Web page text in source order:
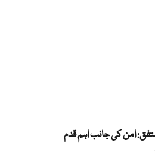
متفق: امن کی جانب اہم قدم